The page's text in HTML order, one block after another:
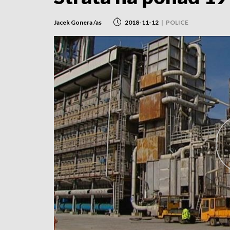
Jacek Gonera /as 2018-11-12 | POLICE